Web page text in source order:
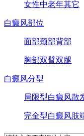
女性中老年其它
白癜风部位
面部颈部背部
胸部双臂双腿
白癜风分型
局限型白癜风散
完全型白癜风肢